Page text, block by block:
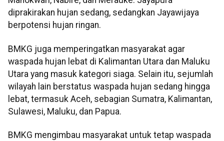
diprakirakan hujan sedang, sedangkan Jayawijaya
berpotensi hujan ringan.
BMKG juga memperingatkan masyarakat agar
waspada hujan lebat di Kalimantan Utara dan Maluku
Utara yang masuk kategori siaga. Selain itu, sejumlah
wilayah lain berstatus waspada hujan sedang hingga
lebat, termasuk Aceh, sebagian Sumatra, Kalimantan,
Sulawesi, Maluku, dan Papua.
BMKG mengimbau masyarakat untuk tetap waspada